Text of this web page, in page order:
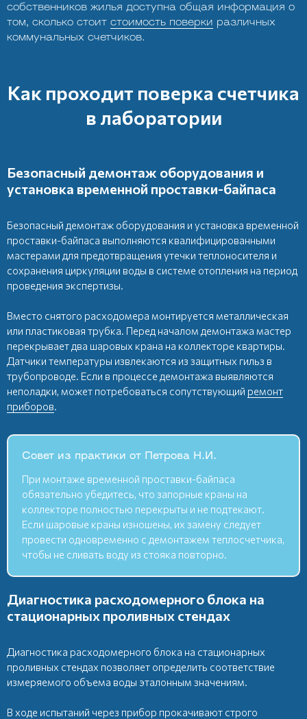
собственников жилья доступна общая информация о
том, сколько стоит стоимость поверки различных
коммунальных счетчиков.
Как проходит поверка счетчика
в лаборатории
Безопасный демонтаж оборудования и
установка временной проставки-байпаса
Безопасный демонтаж оборудования и установка временной
проставки-байпаса выполняются квалифицированными
мастерами для предотвращения утечки теплоносителя и
сохранения циркуляции воды в системе отопления на период
проведения экспертизы.
Вместо снятого расходомера монтируется металлическая
или пластиковая трубка. Перед началом демонтажа мастер
перекрывает два шаровых крана на коллекторе квартиры.
Датчики температуры извлекаются из защитных гильз в
трубопроводе. Если в процессе демонтажа выявляются
неполадки, может потребоваться сопутствующий ремонт
приборов.
Совет из практики от Петрова Н.И.
При монтаже временной проставки-байпаса
обязательно убедитесь, что запорные краны на
коллекторе полностью перекрыты и не подтекают.
Если шаровые краны изношены, их замену следует
провести одновременно с демонтажем теплосчетчика,
чтобы не сливать воду из стояка повторно.
Диагностика расходомерного блока на
стационарных проливных стендах
Диагностика расходомерного блока на стационарных
проливных стендах позволяет определить соответствие
измеряемого объема воды эталонным значениям.
В ходе испытаний через прибор прокачивают строго